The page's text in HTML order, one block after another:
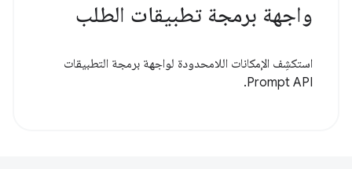
واجهة برمجة تطبيقات الطلب
استكشِف الإمكانات اللامحدودة لواجهة برمجة التطبيقات
Prompt API.